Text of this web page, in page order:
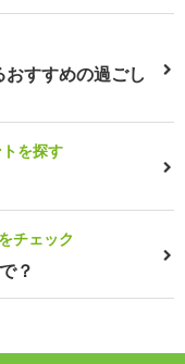
すすめの過ごし
を探す
チェック
？